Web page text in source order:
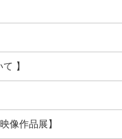
】
像作品展】